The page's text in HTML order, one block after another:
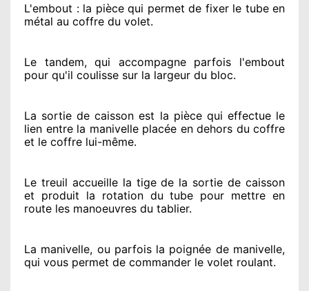
L'embout : la pièce qui permet de fixer le tube en
métal au coffre du volet.
Le tandem, qui accompagne parfois l'embout
pour qu'il coulisse sur la largeur du bloc.
La sortie de caisson est la pièce qui effectuele
lien entre la manivelle placée en dehors du coffre
et le coffre lui-même.
Le treuil accueille la tige de la sortie de caisson
et produit la rotation du tube pour mettre en
route les manoeuvres du tablier.
La manivelle, ou parfois la poignée de manivelle,
qui vous permet de commander le volet roulant.